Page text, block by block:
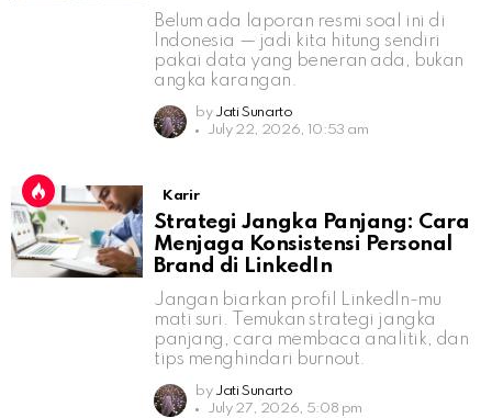
Belum ada laporan resmi soal ini di
Indonesia — jadi kita hitung sendiri
pakai data yang beneran ada, bukan
angka karangan.
by Jati Sunarto
July 22, 2026, 10:53 am
Karir
Strategi Jangka Panjang: Cara
Menjaga Konsistensi Personal
Brand di LinkedIn
Jangan biarkan profil LinkedIn-mu
mati suri. Temukan strategi jangka
panjang, cara membaca analitik, dan
tips menghindari burnout.
by Jati Sunarto
July 27, 2026, 5:08 pm